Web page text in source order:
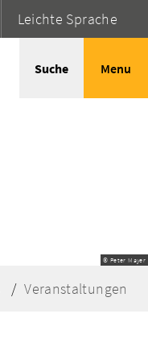
Leichte Sprache
Suche Menu
© Peter Mayer
Veranstaltungen